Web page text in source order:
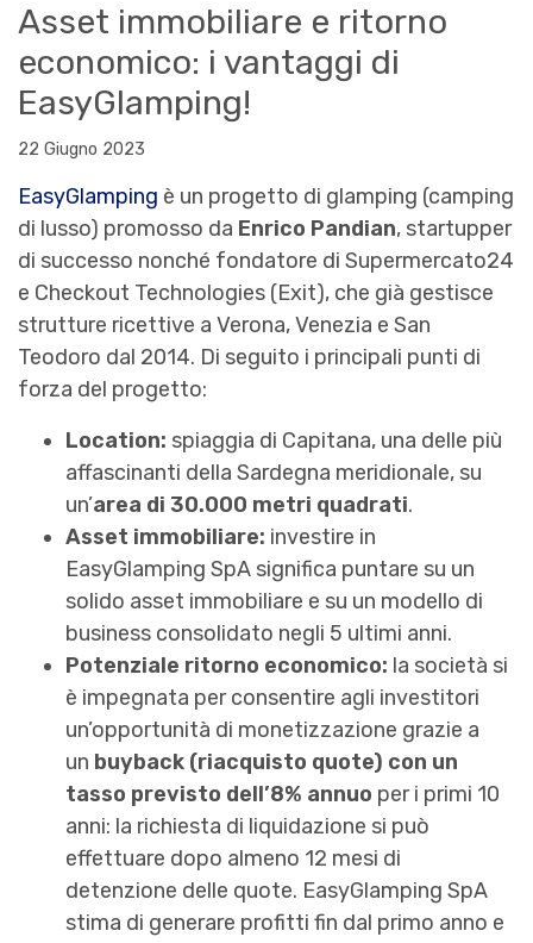
Asset immobiliare e ritorno
economico: i vantaggi di
EasyGlamping!
22 Giugno 2023
EasyGlamping è un progetto di glamping (camping
di lusso) promosso da Enrico Pandian, startupper
di successo nonché fondatore di Supermercato24
e Checkout Technologies (Exit), che già gestisce
strutture ricettive a Verona, Venezia e San
Teodoro dal 2014. Di seguito i principali punti di
forza del progetto:
Location: spiaggia di Capitana, una delle più
affascinanti della Sardegna meridionale, su
un’area di 30.000 metri quadrati.
Asset immobiliare: investire in
EasyGlamping SpA significa puntare su un
solido asset immobiliare e su un modello di
business consolidato negli 5 ultimi anni.
Potenziale ritorno economico: la società si
è impegnata per consentire agli investitori
un’opportunità di monetizzazione grazie a
un buyback (riacquisto quote) con un
tasso previsto dell’8% annuo per i primi 10
anni: la richiesta di liquidazione si può
effettuare dopo almeno 12 mesi di
detenzione delle quote. EasyGlamping SpA
stima di generare profitti fin dal primo anno e